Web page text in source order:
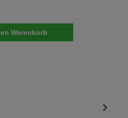
den gewünschten
Warenkorb